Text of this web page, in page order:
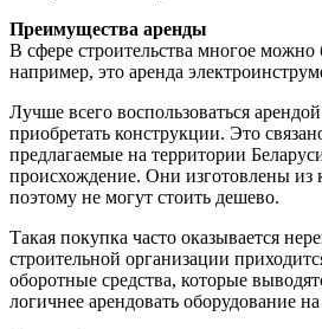
Преимущества аренды
В сфере строительства многое можно
например, это аренда
Лучше всего воспользоваться
приобретать конструкции. Это
предлагаемые на территории
происхождение. Они изготовлены из
поэтому не могут стоить дешево.
Такая покупка часто оказывается
строительной организации
оборотные средства, которые
логичнее арендовать оборудование